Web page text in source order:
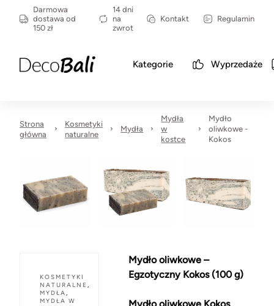
Darmowa
dostawa od
150 zł
14 dni
na
zwrot
Kontakt Regulamin
Kategorie Wyprzedaże
Strona
główna
Kosmetyki
naturalne
Mydła
Mydła
w
kostce
Mydło
oliwkowe -
Kokos
KOSMETYKI
NATURALNE ,
MYDŁA,
MYDŁA W
Mydło oliwkowe –
Egzotyczny Kokos (100 g)